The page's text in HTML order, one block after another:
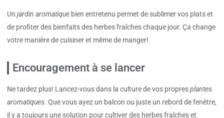
Un jardin aromatique bien entretenu permet de sublimer vos plats et
de profiter des bienfaits des herbes fraîches chaque jour. Ça change
votre manière de cuisiner et même de manger!
Encouragement à se lancer
Ne tardez plus! Lancez-vous dans la culture de vos propresplantes
aromatiques. Que vous ayez un balcon ou juste un rebord de fenêtre,
il y a toujours une solution pour cultiver des herbes fraîches et